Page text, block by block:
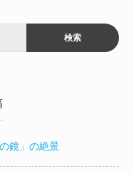
索:
鏡」の絶景